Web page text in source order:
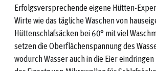
Erfolgsversprechende eigene Hütten-
Wirte wie das tägliche Waschen von
Hüttenschlafsäcken bei 60° mit viel
setzen die Oberflächenspannung des
wodurch Wasser auch in die Eier